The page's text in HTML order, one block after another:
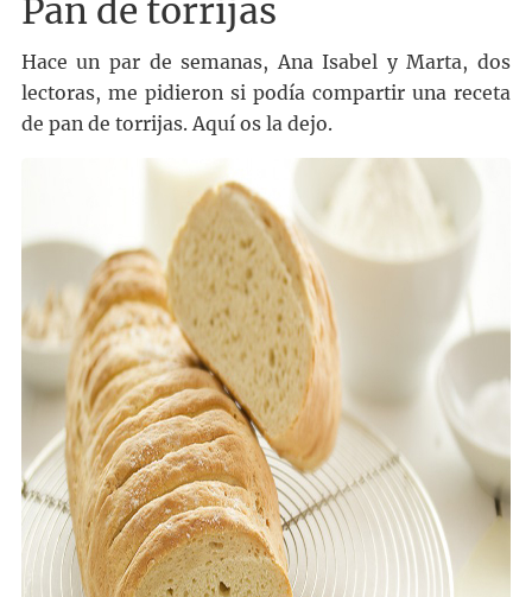
Pan de torrijas
Hace un par de semanas, Ana Isabel y Marta, dos
lectoras, me pidieron si podía compartir una receta
de pan de torrijas. Aquí os la dejo.